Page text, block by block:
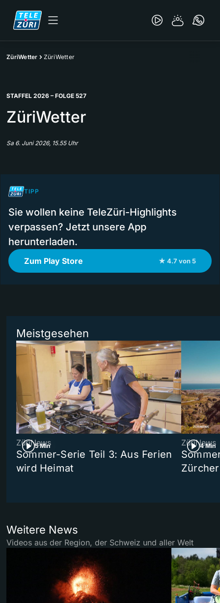
ZüriWetter ZüriWetter
STAFFEL 2026 – FOLGE 527
ZüriWetter
Sa 6. Juni 2026, 15.55 Uhr
TIPP
Sie wollen keine TeleZüri-Highlights
verpassen? Jetzt unsere App
herunterladen.
Zum Play Store ★ 4.7 von 5
Meistgesehen
5 Min
ZüriNews
Sommer-Serie Teil 3: Aus Ferien
wird Heimat
4 Min
ZüriNews
Weitere News
Videos aus der Region, der Schweiz und aller Welt